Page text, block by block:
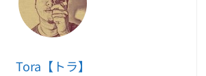
Tora【トラ】